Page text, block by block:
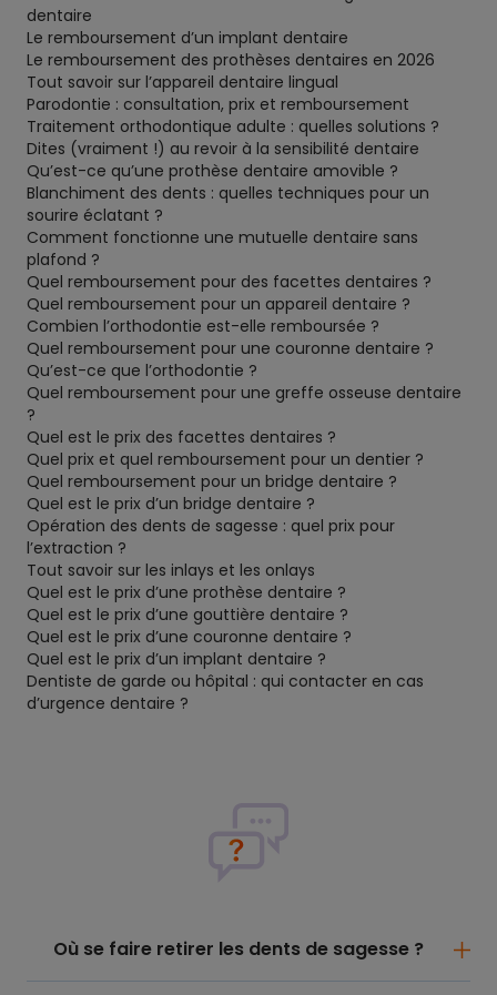
dentaire
Le remboursement d’un implant dentaire
Le remboursement des prothèses dentaires en 2026
Tout savoir sur l’appareil dentaire lingual
Parodontie : consultation, prix et remboursement
Traitement orthodontique adulte : quelles solutions ?
Dites (vraiment !) au revoir à la sensibilité dentaire
Qu’est-ce qu’une prothèse dentaire amovible ?
Blanchiment des dents : quelles techniques pour un
sourire éclatant ?
Comment fonctionne une mutuelle dentaire sans
plafond ?
Quel remboursement pour des facettes dentaires ?
Quel remboursement pour un appareil dentaire ?
Combien l’orthodontie est-elle remboursée ?
Quel remboursement pour une couronne dentaire ?
Qu’est-ce que l’orthodontie ?
Quel remboursement pour une greffe osseuse dentaire
?
Quel est le prix des facettes dentaires ?
Quel prix et quel remboursement pour un dentier ?
Quel remboursement pour un bridge dentaire ?
Quel est le prix d’un bridge dentaire ?
Opération des dents de sagesse : quel prix pour
l’extraction ?
Tout savoir sur les inlays et les onlays
Quel est le prix d’une prothèse dentaire ?
Quel est le prix d’une gouttière dentaire ?
Quel est le prix d’une couronne dentaire ?
Quel est le prix d’un implant dentaire ?
Dentiste de garde ou hôpital : qui contacter en cas
d’urgence dentaire ?
Où se faire retirer les dents de sagesse ?